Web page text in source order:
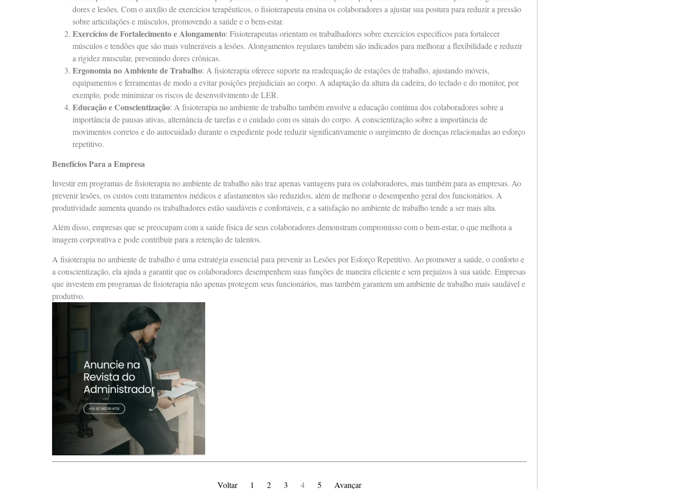
dores e lesões. Com o auxílio de exercícios terapêuticos, o fisioterapeuta ensina os colaboradores a ajustar sua postura para reduzir a pressão
sobre articulações e músculos, promovendo a saúde e o bem-estar.
Exercícios de Fortalecimento e Alongamento: Fisioterapeutas orientam os trabalhadores sobre exercícios específicos para fortalecer
músculos e tendões que são mais vulneráveis a lesões. Alongamentos regulares também são indicados para melhorar a flexibilidade e reduzir
a rigidez muscular, prevenindo dores crônicas.
Ergonomia no Ambiente de Trabalho: A fisioterapia oferece suporte na readequação de estações de trabalho, ajustando móveis,
equipamentos e ferramentas de modo a evitar posições prejudiciais ao corpo. A adaptação da altura da cadeira, do teclado e do monitor, por
exemplo, pode minimizar os riscos de desenvolvimento de LER.
Educação e Conscientização: A fisioterapia no ambiente de trabalho também envolve a educação contínua dos colaboradores sobre a
importância de pausas ativas, alternância de tarefas e o cuidado com os sinais do corpo. A conscientização sobre a importância de
movimentos corretos e do autocuidado durante o expediente pode reduzir significativamente o surgimento de doenças relacionadas ao esforço
repetitivo.
Benefícios Para a Empresa
Investir em programas de fisioterapia no ambiente de trabalho não traz apenas vantagens para os colaboradores, mas também para as empresas. Ao
prevenir lesões, os custos com tratamentos médicos e afastamentos são reduzidos, além de melhorar o desempenho geral dos funcionários. A
produtividade aumenta quando os trabalhadores estão saudáveis e confortáveis, e a satisfação no ambiente de trabalho tende a ser mais alta.
Além disso, empresas que se preocupam com a saúde física de seus colaboradores demonstram compromisso com o bem-estar, o que melhora a
imagem corporativa e pode contribuir para a retenção de talentos.
A fisioterapia no ambiente de trabalho é uma estratégia essencial para prevenir as Lesões por Esforço Repetitivo. Ao promover a saúde, o conforto e
a conscientização, ela ajuda a garantir que os colaboradores desempenhem suas funções de maneira eficiente e sem prejuízos à sua saúde. Empresas
que investem em programas de fisioterapia não apenas protegem seus funcionários, mas também garantem um ambiente de trabalho mais saudável e
produtivo.
Voltar 1 2 3 4 5 Avançar